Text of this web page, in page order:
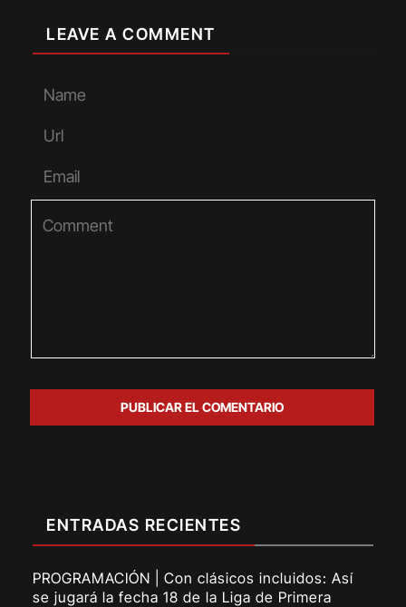
LEAVE A COMMENT
ENTRADAS RECIENTES
PROGRAMACIÓN | Con clásicos incluidos: Así
se jugará la fecha 18 de la Liga de Primera